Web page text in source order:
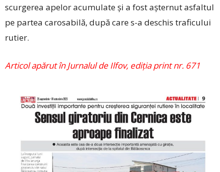
scurgerea apelor acumulate și a fost așternut asfaltul
pe partea carosabilă, după care s-a deschis traficului
rutier.
Articol apărut în Jurnalul de Ilfov, ediția print nr. 671